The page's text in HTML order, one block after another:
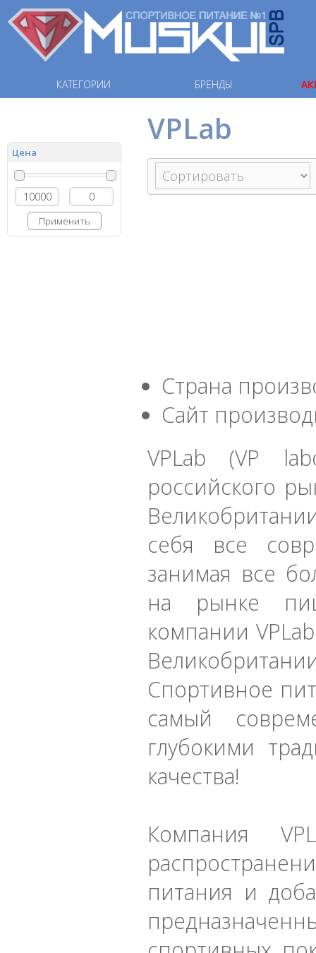
КАТЕГОРИИ БРЕНДЫ
Цена
Применить
VPLab
Страна
Сайт
VPLab (VP
российского
себя все
занимая все
на рынке
компании
Спортивное
самый
глубокими
качества!
Компания
питания и